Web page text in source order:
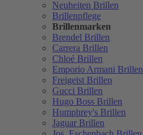
Neuheiten Brillen
Brillenpflege
Brillenmarken
Brendel Brillen
Carrera Brillen
Chloé Brillen
Emporio Armani Brillen
Freigeist Brillen
Gucci Brillen
Hugo Boss Brillen
Humphrey's Brillen
Jaguar Brillen